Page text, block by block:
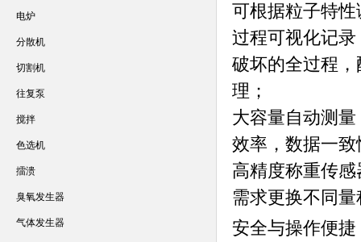
可根据粒子特
过程可视化记
破坏的全过程
理；
大容量自动测
效率，数据一
高精度称重传
需求更换不同
安全与操作便
电炉
分散机
切割机
往复泵
搅拌
色选机
擂溃
臭氧发生器
气体发生器